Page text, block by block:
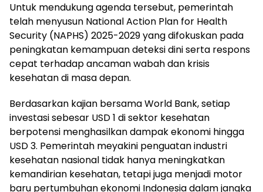
Untuk mendukung agenda tersebut, pemerintah
telah menyusun National Action Plan for Health
Security (NAPHS) 2025-2029 yang difokuskan pada
peningkatan kemampuan deteksi dini serta respons
cepat terhadap ancaman wabah dan krisis
kesehatan di masa depan.
Berdasarkan kajian bersamaWorld Bank, setiap
investasi sebesar USD 1 di sektor kesehatan
berpotensi menghasilkan dampak ekonomi hingga
USD 3. Pemerintah meyakini penguatan industri
kesehatan nasional tidak hanya meningkatkan
kemandirian kesehatan, tetapi juga menjadi motor
baru pertumbuhan ekonomi Indonesia dalam jangka